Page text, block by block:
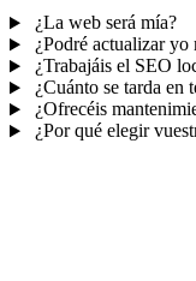
¿La web será mía?
¿Podré actualizar yo
¿Trabajáis el SEO
¿Cuánto se tarda en
¿Ofrecéis
¿Por qué elegir